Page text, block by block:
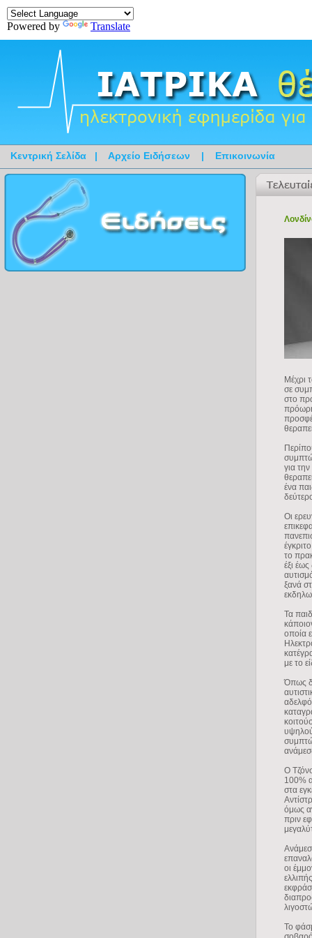
Powered by Translate
Κεντρική Σελίδα | Αρχείο Ειδήσεων | Επικοινωνία
Μέχρι
σε
στο
για
ένα
Οι
το
έξι
ξανά
Τα
οποία
με το
Όπως
Ο
100%
στα
όμως
πριν
οι
Το